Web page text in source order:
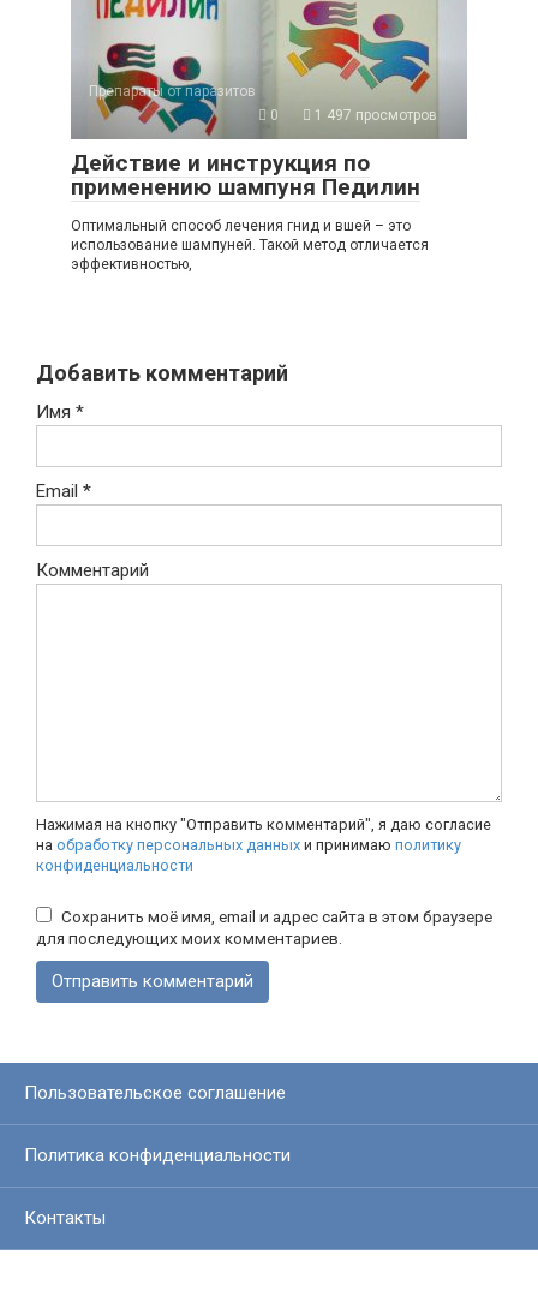
Препараты от паразитов
0
1 497 просмотров
Действие и инструкция по
применению шампуня Педилин
Оптимальный способ лечения гнид и вшей – это
использование шампуней. Такой метод отличается
эффективностью,
Добавить комментарий
Имя *
Email *
Комментарий
Нажимая на кнопку "Отправить комментарий", я даю согласие
на обработку персональных данных и принимаю политику
конфиденциальности
Сохранить моё имя, email и адрес сайта в этом браузере
для последующих моих комментариев.
Пользовательское соглашение
Политика конфиденциальности
Контакты